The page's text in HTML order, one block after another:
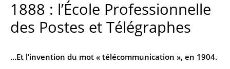
1888 : l’École Professionnelle
des Postes et Télégraphes
…Et l’invention du mot « télécommunication », en 1904.